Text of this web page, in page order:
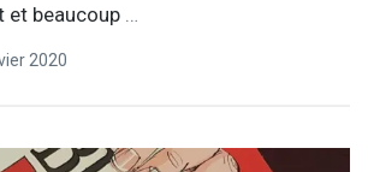
et beaucoup
2020